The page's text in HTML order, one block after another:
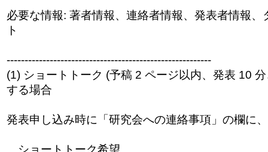
必要な情報: 著者情報、連絡者情報、発表者情報、
ト
---------------------------------------------------------
(1) ショートトーク (予稿 2 ページ以内、発表 10
する場合
発表申し込み時に「研究会への連絡事項」の欄に、
ショートトーク希望